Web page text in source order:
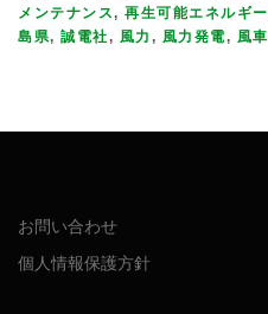
メンテナンス, 再生可能エネルギー
島県, 誠電社, 風力 , 風力発電, 風車
お問い合わせ
個人情報保護方針